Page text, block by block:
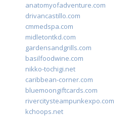
anatomyofadventure.com
drivancastillo.com
cmmedspa.com
midletontkd.com
gardensandgrills.com
basilfoodwine.com
nikko-tochigi.net
caribbean-corner.com
bluemoongiftcards.com
rivercitysteampunkexpo.com
kchoops.net